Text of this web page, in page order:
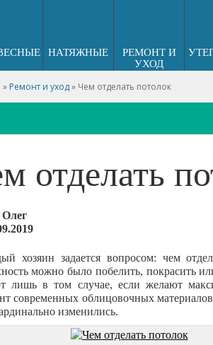
НАТЯЖНЫЕ
РЕМОНТ И
УХОД
» Ремонт и уход» Чем отделать потолок
отделать
хозяин задается вопросом: чем
можно было побелить, покрасить
лишь в том случае, если желают
современных облицовочных материалов
изменились.